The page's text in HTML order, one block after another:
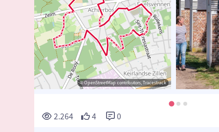
© OpenStreetMap contributors, Tracestrack
2.264 4 0
© visit Mol © OpenStreetMap contributors, Tracestrack